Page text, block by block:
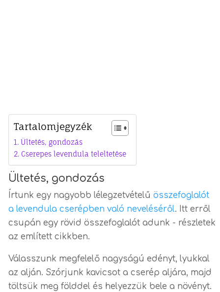
Tartalomjegyzék
Ültetés, gondozás
Cserepes levendula teleltetése
Ültetés, gondozás
Írtunk egy nagyobb lélegzetvételű összefoglalót
a levendula cserépben való neveléséről. Itt erről
csupán egy rövid összefoglalót adunk - részletek
az említett cikkben.
Válasszunk megfelelő nagyságú edényt, lyukkal
az alján. Szórjunk kavicsot a cserép aljára, majd
töltsük meg földdel és helyezzük bele a növényt.